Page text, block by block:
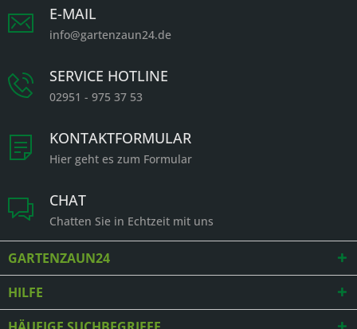
E-MAIL
info@gartenzaun24.de
SERVICE HOTLINE
02951 - 975 37 53
KONTAKTFORMULAR
Hier geht es zum Formular
CHAT
Chatten Sie in Echtzeit mit uns
GARTENZAUN24
HILFE